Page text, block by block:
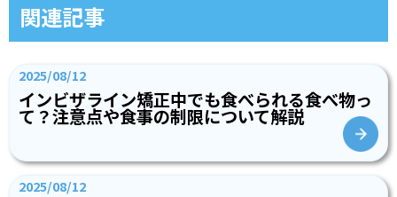
関連記事
2025/08/12
インビザライン矯正中でも食べられる食べ物っ
て？注意点や食事の制限について解説
2025/08/12